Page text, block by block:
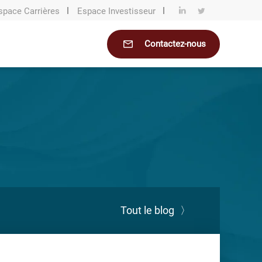
Carrières Espace Investisseur
Contactez-nous
Tout le blog 〉